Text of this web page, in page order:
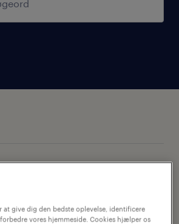
at give dig den bedste oplevelse, identificere
vores hjemmeside. Cookies hjælper os